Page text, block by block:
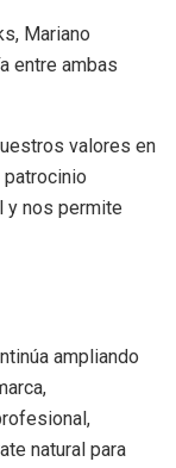
Mariano
entre ambas
valores en
y nos permite
ampliando
natural para